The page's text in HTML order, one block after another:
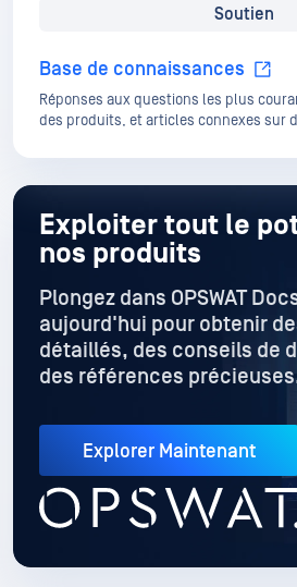
Soutien
Base de connaissances
Réponses aux questions les plus
des produits, et articles connexes sur
Exploiter tout le
nos produits
Plongez dans OPSWAT
aujourd'hui pour obtenir
détaillés, des conseils de
des références
Explorer Maintenant